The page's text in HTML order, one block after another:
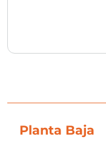
Planta Baja